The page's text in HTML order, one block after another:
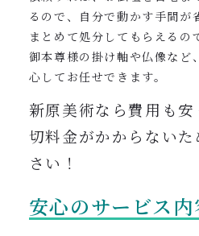
るので、自分で動かす手間が
まとめて処分してもらえるの
御本尊様の掛け軸や仏像など
心してお任せできます。
新原美術なら費用も
切料金がかからない
さい！
安心のサービス内